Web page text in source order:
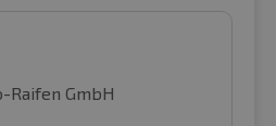
Raifen GmbH